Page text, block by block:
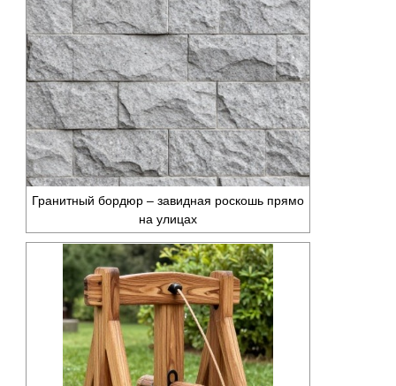
Гранитный бордюр – завидная роскошь прямо
на улицах